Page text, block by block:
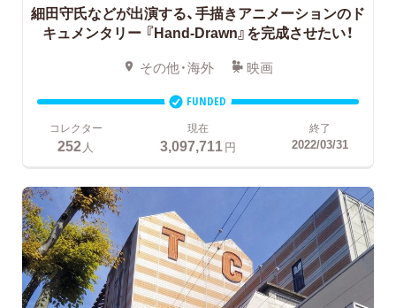
細田守氏などが出演する、手描きアニメーションのド
キュメンタリー 『Hand-Drawn』を完成させたい！
その他・海外 映画
FUNDED
コレクター
252人
現在
3,097,711円
終了
2022/03/31